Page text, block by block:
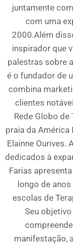
juntamente
com uma
2000.Além
inspirador que
palestras sobre
é o fundador de
combina
clientes
Rede Globo
praia da América
Elainne Ourives.
dedicados à
Farias
longo de
escolas de
Seu
manifestação,